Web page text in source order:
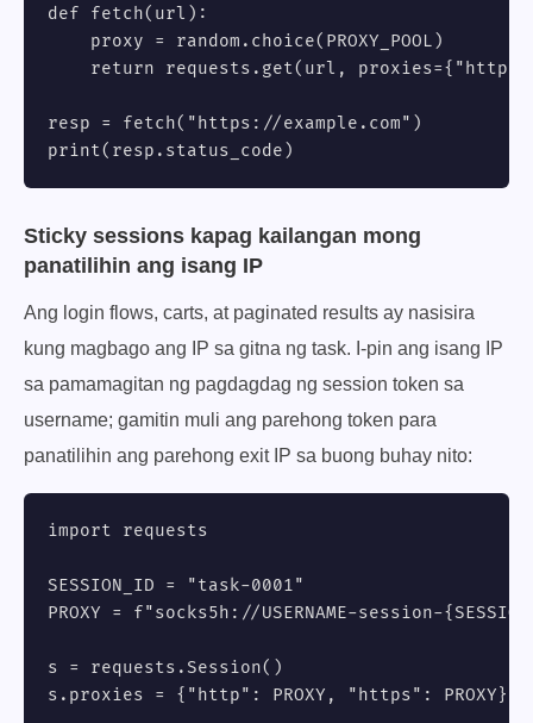
def fetch(url):
    proxy = random.choice(PROXY_POOL)
return requests.get(url,
resp = fetch("https://example.com")
print(resp.status_code)
Sticky sessions kapag kailangan mong
panatilihin ang isang IP
Ang login flows, carts, at paginated results ay nasisira
kung magbago ang IP sa gitna ng task. I-pin ang isang IP
sa pamamagitan ng pagdagdag ng session token sa
username; gamitin muli ang parehong token para
panatilihin ang parehong exit IP sa buong buhay nito:
import requests
SESSION_ID = "task-0001"
PROXY = f"socks5h://USERNAME-session-
s = requests.Session()
s.proxies = {"http": PROXY, "https": PROXY}